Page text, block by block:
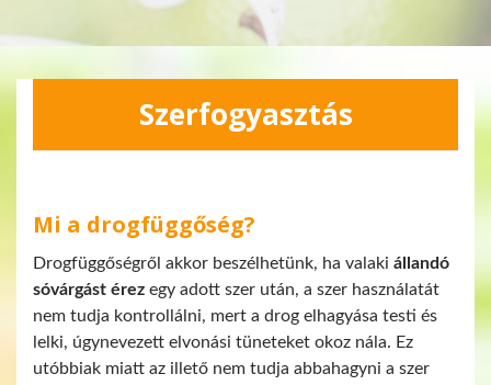
Szerfogyasztás
Mi a drogfüggőség?
Drogfüggőségről akkor beszélhetünk, ha valaki állandó
sóvárgást érez egy adott szer után, a szer használatát
nem tudja kontrollálni, mert a drog elhagyása testi és
lelki, úgynevezett elvonási tüneteket okoz nála. Ez
utóbbiak miatt az illető nem tudja abbahagyni a szer